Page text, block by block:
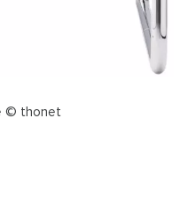
© thonet